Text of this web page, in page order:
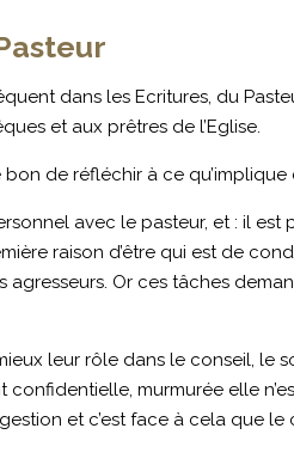
dans les Ecritures, du
et aux prêtres de l’Eglise.
de réfléchir à ce qu’implique
avec le pasteur, et : il
raison d’être qui est de
Or ces tâches
leur rôle dans le conseil, le
murmurée elle
et c’est face à cela que